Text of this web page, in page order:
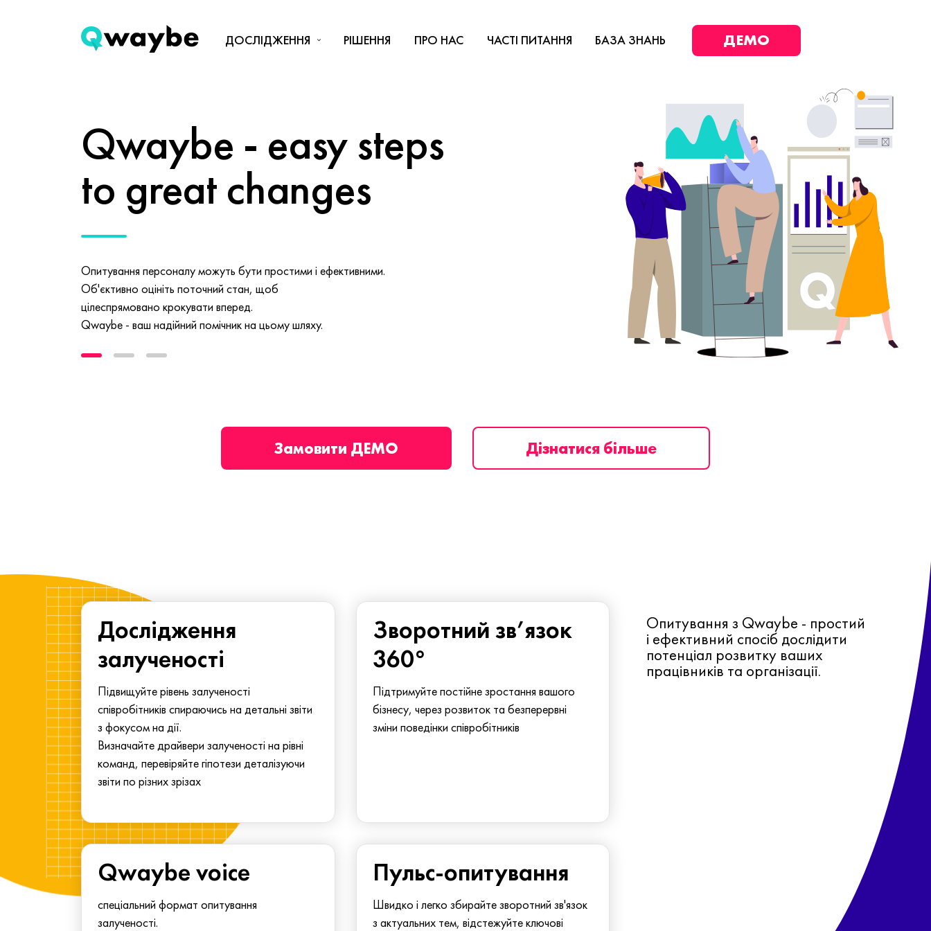
ДОСЛІДЖЕННЯ РІШЕННЯ ПРО НАС ЧАСТІ ПИТАННЯ БАЗА ЗНАНЬ ДЕМО
Qwaybe - easy steps
to great changes
Опитування персоналу можуть бути простими і ефективними.
Об'єктивно оцініть поточний стан, щоб
цілеспрямовано крокувати вперед.
Qwaybe - ваш надійний помічник на цьому шляху.
Замовити ДЕМО Дізнатися більше
Дослідження
залученості
Підвищуйте рівень залученості
співробітників спираючись на детальні звіти
з фокусом на дії.
Визначайте драйвери залученості на рівні
команд, перевіряйте гіпотези деталізуючи
звіти по різних зрізах
Зворотний зв’язок
360°
Підтримуйте постійне зростання вашого
бізнесу, через розвиток та безперервні
зміни поведінки співробітників
Опитування з Qwaybe - простий
і ефективний спосіб дослідити
потенціал розвитку ваших
працівників та організації.
Qwaybe voice
спеціальний формат опитування
залученості.
Пульс-опитування
Швидко і легко збирайте зворотний зв'язок
з актуальних тем, відстежуйте ключові